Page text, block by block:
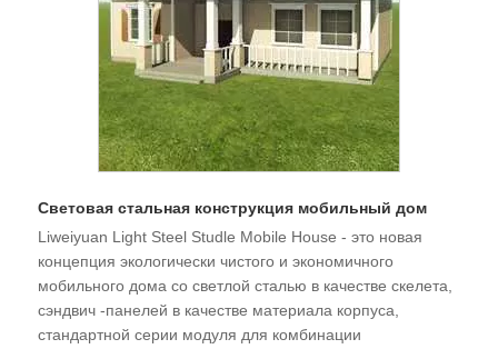
Световая стальная конструкция мобильный дом
Liweiyuan Light Steel Studle Mobile House - это новая
концепция экологически чистого и экономичного
мобильного дома со светлой сталью в качестве скелета,
сэндвич -панелей в качестве материала корпуса,
стандартной серии модуля для комбинации